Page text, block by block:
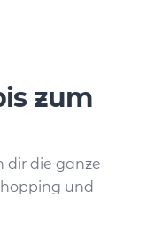
zum
dir die ganze
und